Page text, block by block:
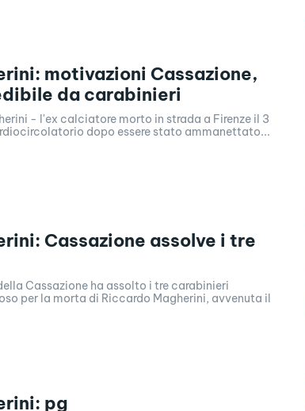
motivazioni Cassazione,
da carabinieri
- l'ex calciatore morto in strada a Firenze il 3
dopo essere stato ammanettato...
Cassazione assolve i tre
Cassazione ha assolto i tre carabinieri
per la morta di Riccardo Magherini, avvenuta il
pg